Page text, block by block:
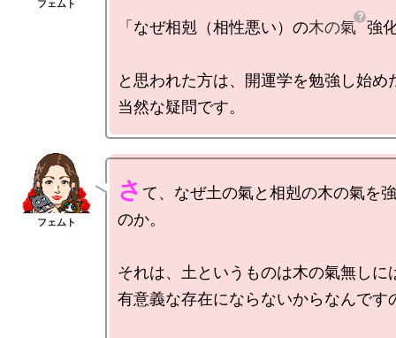
「なぜ相剋（相性悪い）の木の氣 強
と思われた方は、開運学を勉強し始め
さ て、なぜ土の氣と相剋の木の氣を
のか。
それは、土というものは木の氣無しに
有意義な存在にならないからなんです